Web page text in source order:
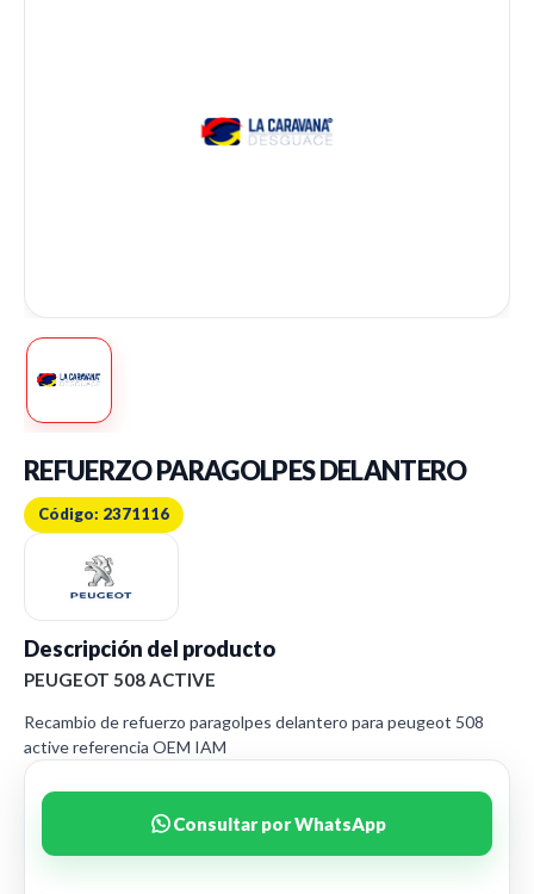
REFUERZO PARAGOLPES DELANTERO
Código: 2371116
Descripción del producto
PEUGEOT 508 ACTIVE
Recambio de refuerzo paragolpes delantero para peugeot 508
active referencia OEM IAM
Consultar por WhatsApp